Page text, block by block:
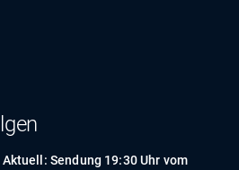
Aktuell: Sendung 19:30 Uhr vom